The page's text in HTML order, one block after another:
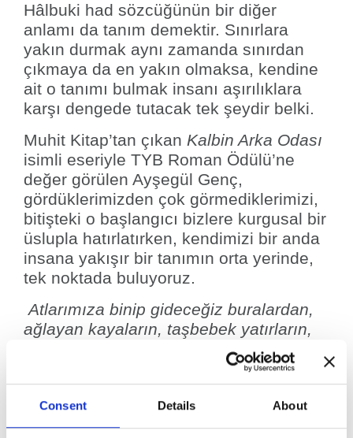
Consent Details About
Hâlbuki had sözcüğünün bir diğer
anlamı da tanım demektir. Sınırlara
yakın durmak aynı zamanda sınırdan
çıkmaya da en yakın olmaksa, kendine
ait o tanımı bulmak insanı aşırılıklara
karşı dengede tutacak tek şeydir belki.
Muhit Kitap’tan çıkan Kalbin Arka Odası
isimli eseriyle TYB Roman Ödülü’ne
değer görülen Ayşegül Genç,
gördüklerimizden çok görmediklerimizi,
bitişteki o başlangıcı bizlere kurgusal bir
üslupla hatırlatırken, kendimizi bir anda
insana yakışır bir tanımın orta yerinde,
tek noktada buluyoruz.
Atlarımıza binip gideceğiz buralardan,
ağlayan kayaların, taşbebek yatırların,
hızır’ın el bastığı ovaların, gazaya
gidenlerin ayak izleri ile dolu coşkun
derelerin, fatmaanaeli otlarının yanından
geçeceğiz, halilülrahman gölünde beyaz
balık arayacağız, yalancı gülümsemeleri